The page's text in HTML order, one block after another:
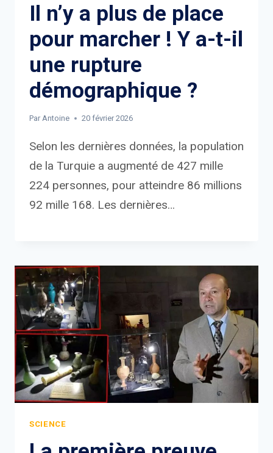
Il n’y a plus de place
pour marcher ! Y a-t-il
une rupture
démographique ?
Par Antoine 20 février 2026
Selon les dernières données, la population
de la Turquie a augmenté de 427 mille
224 personnes, pour atteindre 86 millions
92 mille 168. Les dernières…
SCIENCE